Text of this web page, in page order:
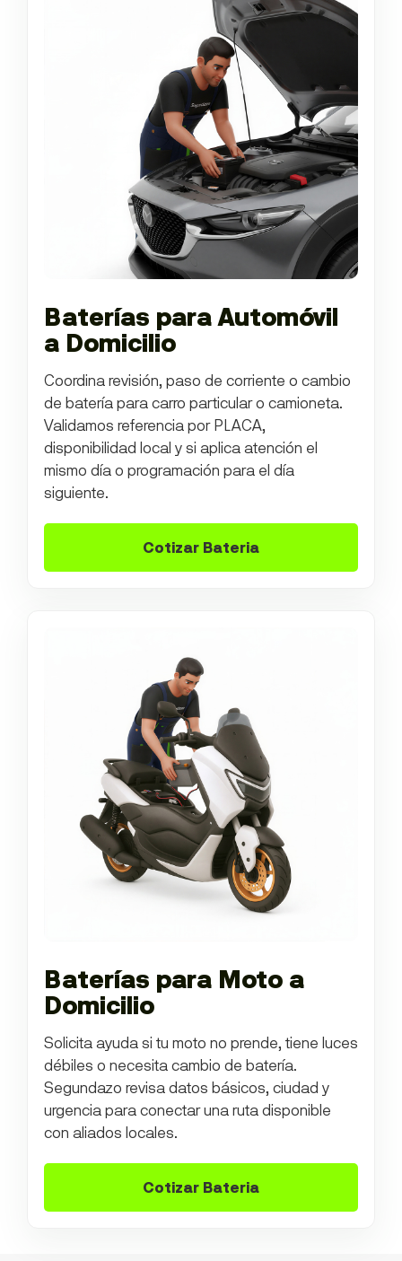
Baterías para Automóvil
a Domicilio
Coordina revisión, paso de corriente o cambio
de batería para carro particular o camioneta.
Validamos referencia por PLACA,
disponibilidad local y si aplica atención el
mismo día o programación para el día
siguiente.
Cotizar Bateria
Baterías para Moto a
Domicilio
Solicita ayuda si tu moto no prende, tiene luces
débiles o necesita cambio de batería.
Segundazo revisa datos básicos, ciudad y
urgencia para conectar una ruta disponible
con aliados locales.
Cotizar Bateria